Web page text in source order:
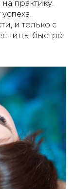
практику.
и только с
быстро